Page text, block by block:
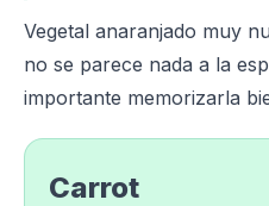
Vegetal anaranjado muy
no se parece nada a la
importante memorizarla
Carrot